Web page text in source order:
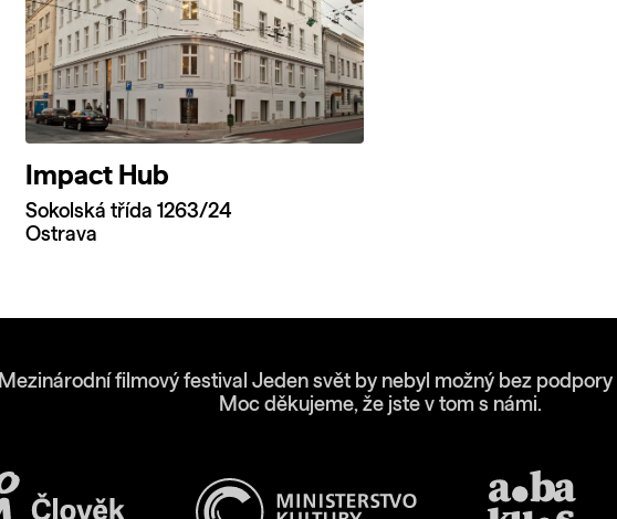
Impact Hub
Sokolská třída 1263/24
Ostrava
Mezinárodní filmový festival Jeden svět by nebyl možný bez
Moc děkujeme, že jste v tom s námi.